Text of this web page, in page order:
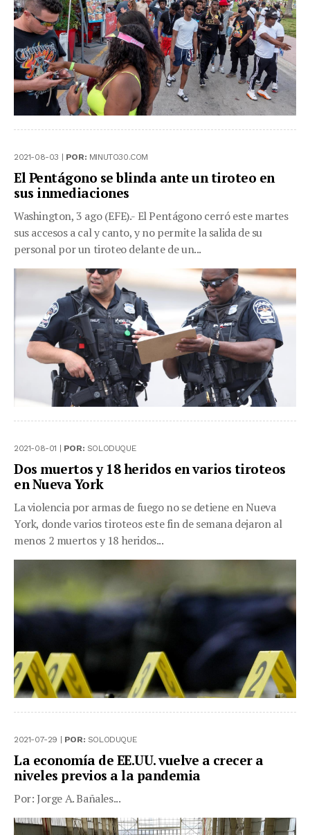
2021-08-03 | POR: MINUTO30.COM
El Pentágono se blinda ante un tiroteo en
sus inmediaciones
Washington, 3 ago (EFE).- El Pentágono cerró este martes
sus accesos a cal y canto, y no permite la salida de su
personal por un tiroteo delante de un...
2021-08-01 | POR: SOLODUQUE
Dos muertos y 18 heridos en varios tiroteos
en Nueva York
La violencia por armas de fuego no se detiene en Nueva
York, donde varios tiroteos este fin de semana dejaron al
menos 2 muertos y 18 heridos...
2021-07-29 | POR: SOLODUQUE
La economía de EE.UU. vuelve a crecer a
niveles previos a la pandemia
Por: Jorge A. Bañales...